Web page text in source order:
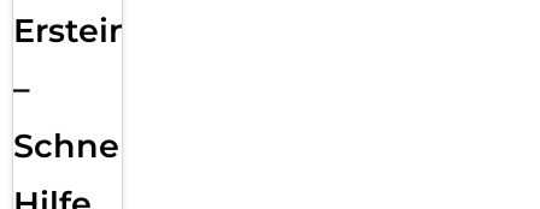
Ersteinrichtung
–
Schnelle